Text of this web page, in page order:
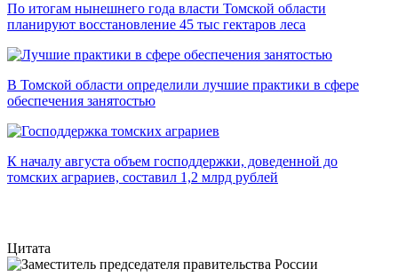
По итогам нынешнего года власти Томской области
планируют восстановление 45 тыс гектаров леса
В Томской области определили лучшие практики в сфере
обеспечения занятостью
К началу августа объем господдержки, доведенной до
томских аграриев, составил 1,2 млрд рублей
Цитата